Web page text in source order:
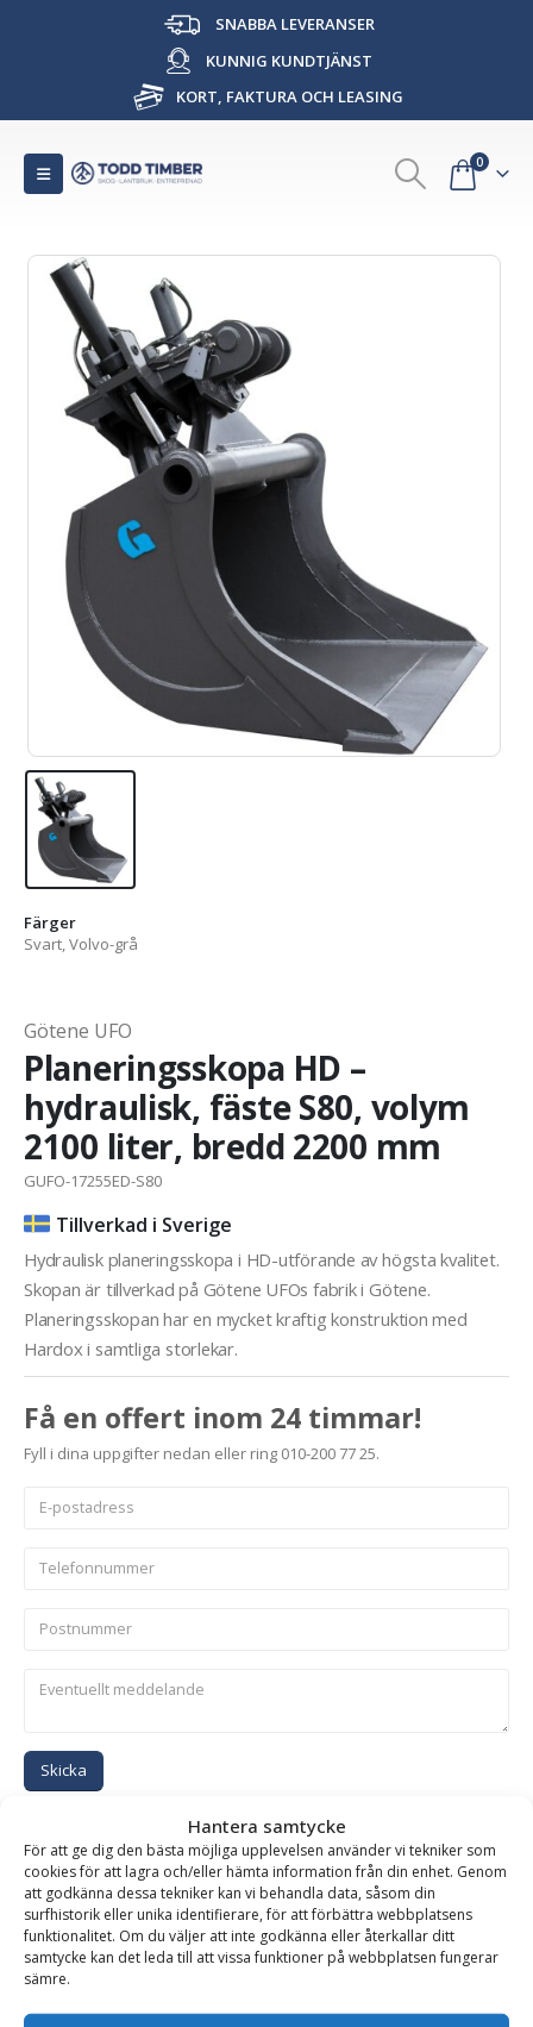
Hantera samtycke
För att ge dig den bästa möjliga upplevelsen använder vi tekniker som
cookies för att lagra och/eller hämta information från din enhet. Genom
att godkänna dessa tekniker kan vi behandla data, såsom din
surfhistorik eller unika identifierare, för att förbättra webbplatsens
funktionalitet. Om du väljer att inte godkänna eller återkallar ditt
samtycke kan det leda till att vissa funktioner på webbplatsen fungerar
sämre.
SNABBA LEVERANSER
KUNNIG KUNDTJÄNST
KORT, FAKTURA OCH LEASING
0
Färger
Svart, Volvo-grå
Götene UFO
Planeringsskopa HD –
hydraulisk, fäste S80, volym
2100 liter, bredd 2200 mm
GUFO-17255ED-S80
Tillverkad i Sverige
Hydraulisk planeringsskopa i HD-utförande av högsta kvalitet.
Skopan är tillverkad på Götene UFOs fabrik i Götene.
Planeringsskopan har en mycket kraftig konstruktion med
Hardox i samtliga storlekar.
Få en offert inom 24 timmar!
Fyll i dina uppgifter nedan eller ring 010-200 77 25.
Skicka
Se alla produkter inom samma kategori
Hydrauliska Planeringsskopor
BESKRIVNING